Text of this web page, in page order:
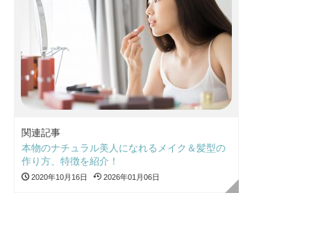
関連記事
本物のナチュラル美人になれるメイク＆髪型の
作り方、特徴を紹介！
2020年10月16日 2026年01月06日